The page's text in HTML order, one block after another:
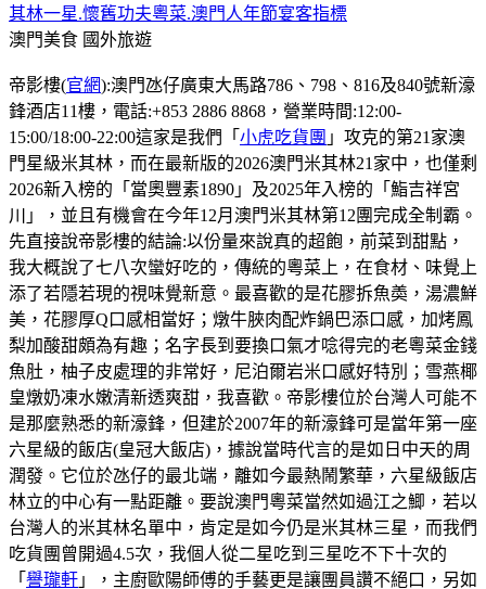
其林一星.懷舊功夫粵菜.澳門人年節宴客指標
澳門美食 國外旅遊
帝影樓(官網):澳門氹仔廣東大馬路786、798、816及840號新濠
鋒酒店11樓，電話:+853 2886 8868，營業時間:12:00-
15:00/18:00-22:00這家是我們「 小虎吃貨團 」攻克的第21家澳
門星級米其林，而在最新版的2026澳門米其林21家中，也僅剩
2026新入榜的「當奧豐素1890」及2025年入榜的「鮨吉祥宮
川」，並且有機會在今年12月澳門米其林第12團完成全制霸。
先直接說帝影樓的結論:以份量來說真的超飽，前菜到甜點，
我大概說了七八次蠻好吃的，傳統的粵菜上，在食材、味覺上
添了若隱若現的視味覺新意。最喜歡的是花膠拆魚𡙡，湯濃鮮
美，花膠厚Q口感相當好；燉牛脥肉配炸鍋巴添口感，加烤鳳
梨加酸甜頗為有趣；名字長到要換口氣才唸得完的老粵菜金錢
魚肚，柚子皮處理的非常好，尼泊爾岩米口感好特別；雪燕椰
皇燉奶凍水嫩清新透爽甜，我喜歡。帝影樓位於台灣人可能不
是那麼熟悉的新濠鋒，但建於2007年的新濠鋒可是當年第一座
六星級的飯店(皇冠大飯店)，據說當時代言的是如日中天的周
潤發。它位於氹仔的最北端，離如今最熱鬧繁華，六星級飯店
林立的中心有一點距離。要說澳門粵菜當然如過江之鯽，若以
台灣人的米其林名單中，肯定是如今仍是米其林三星，而我們
吃貨團曾開過4.5次，我個人從二星吃到三星吃不下十次的
「 譽瓏軒 」，主廚歐陽師傅的手藝更是讓團員讚不絕口，另如